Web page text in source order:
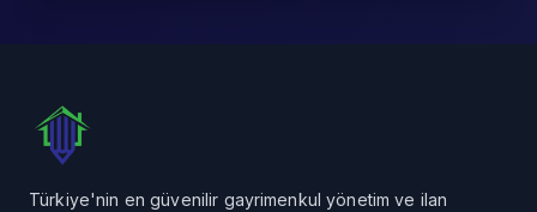
Türkiye'nin en güvenilir gayrimenkul yönetim ve ilan